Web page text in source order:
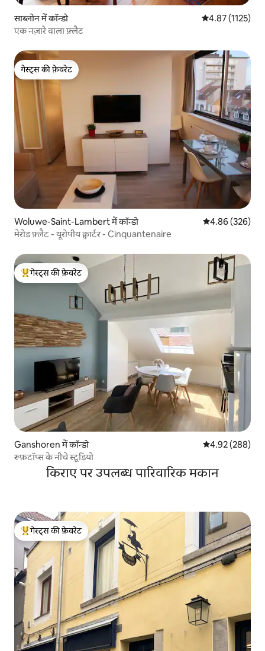
साब्लोन में कॉन्डो औसत रेटिंग 5 में से
4.87 (1125)
एक नज़ारे वाला फ़्लैट
गेस्ट्स की फ़ेवरेट
गेस्ट्स की फ़ेवरेट
Woluwe-Saint-Lambert में कॉन्डो औसत रेटिंग 5 में से
4.86 (326)
मेरोड फ़्लैट - यूरोपीय क्वार्टर - Cinquantenaire
गेस्ट्स का टॉप फ़ेवरेट
गेस्ट्स की फ़ेवरेट
Ganshoren में कॉन्डो औसत रेटिंग 5 में से
4.92 (288)
रूफ़टॉप्स के नीचे स्टूडियो
किराए पर उपलब्ध पारिवारिक मकान
गेस्ट्स का टॉप फ़ेवरेट
गेस्ट्स की फ़ेवरेट